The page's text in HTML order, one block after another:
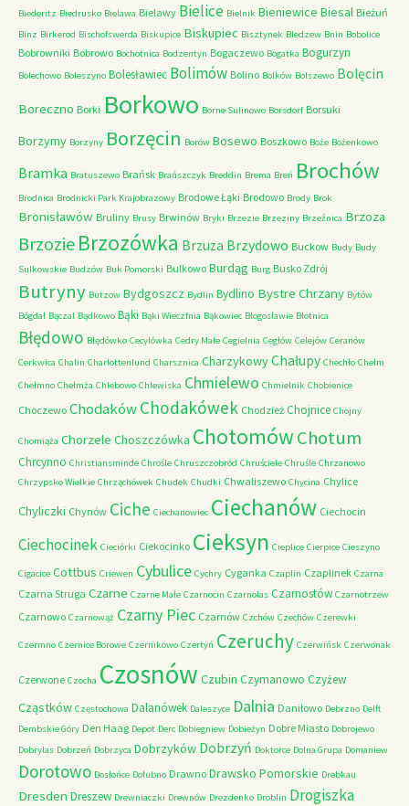
Biederitz Biedrusko Bielawa Bielawy Bielice Bielnik Bieniewice Biesal Bieżuń
Binz Birkerod Bischofswerda Biskupice Biskupiec Bisztynek Bledzew Bnin Bobolice
Bobrowniki Bobrowo Bochotnica Bodzentyn Bogaczewo Bogatka Bogurzyn
Bolechowo Boleszyno Bolesławiec Bolimów Bolino Bolków Bolszewo Bolęcin
Boreczno Borki Borkowo Borne Sulinowo Borsdorf Borsuki
Borzymy Borzyny Borzęcin Borów Bosewo Boszkowo Boże Bożenkowo
Bramka Bratuszewo Brańsk Brańszczyk Breddin Brema Breń Brochów
Brodnica Brodnicki Park Krajobrazowy Brodowe Łąki Brodowo Brody Brok
Bronisławów Bruliny Brusy Brwinów Bryki Brzezie Brzeziny Brzeźnica Brzoza
Brzozie Brzozówka Brzuza Brzydowo Buckow Budy Budy
Sulkowskie Budzów Buk Pomorski Bulkowo Burdąg Burg Busko Zdrój
Butryny Butzow Bydgoszcz Bydlin Bydlino Bystre Chrzany Bytów
Bógdał Bączal Bądkowo Bąki Bąki Wieczfnia Bąkowiec Błogosławie Błotnica
Błędowo Błędówko Cecylówka Cedry Małe Cegielnia Cegłów Celejów Ceranów
Cerkwica Chalin Charlottenlund Charsznica CharzykowyChałupy Chechło Chełm
Chełmno Chełmża Chlebowo Chlewiska Chmielewo Chmielnik Chobienice
Choczewo ChodakówChodakówek Chodzież Chojnice Chojny
Chomiąża Chorzele Choszczówka ChotomówChotum
Chrcynno Christiansminde Chrośle Chruszczobród Chruściele Chruśle Chrzanowo
Chrzypsko Wielkie Chrząchówek Chudek Chudki Chwaliszewo Chycina Chylice
Chyliczki Chynów Ciche Ciechanowiec Ciechanów Ciechocin
Ciechocinek Cieciórki Ciekocinko Cieksyn Cieplice Cierpice Cieszyno
Cigacice Cottbus Criewen Cybulice Cychry Cyganka Czaplin Czaplinek Czarna
Czarna Struga Czarne Czarne Małe Czarnocin Czarnolas Czarnostów Czarnotrzew
Czarnowo Czarnowąż Czarny Piec Czarnów Czchów Czechów Czerewki
Czermno Czernice Borowe Czernikowo Czertyń Czeruchy Czerwińsk Czerwonak
Czerwone Czocha Czosnów Czubin Czymanowo Czyżew
Cząstków Częstochowa Dalanówek Daleszyce Dalnia Daniłowo Debrzno Delft
Dembskie Góry Den Haag Depot Derc Dobiegniew Dobieżyn Dobre Miasto Dobrojewo
Dobrylas Dobrzeń Dobrzyca Dobrzyków Dobrzyń Doktorce Dolna Grupa Domaniew
Dorotowo Dosłońce Dołubno Drawno Drawsko Pomorskie Drebkau
Dresden Dreszew Drewniaczki Drewnów Drezdenko Droblin Drogiszka